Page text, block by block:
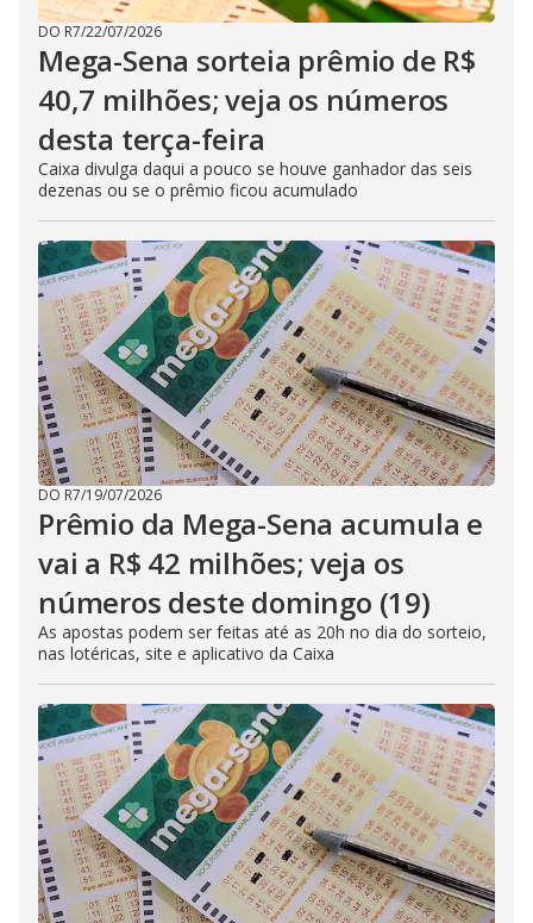
DO R7/22/07/2026
Mega-Sena sorteia prêmio de R$
40,7 milhões; veja os números
desta terça-feira
Caixa divulga daqui a pouco se houve ganhador das seis
dezenas ou se o prêmio ficou acumulado
DO R7/19/07/2026
Prêmio da Mega-Sena acumula e
vai a R$ 42 milhões; veja os
números deste domingo (19)
As apostas podem ser feitas até as 20h no dia do sorteio,
nas lotéricas, site e aplicativo da Caixa